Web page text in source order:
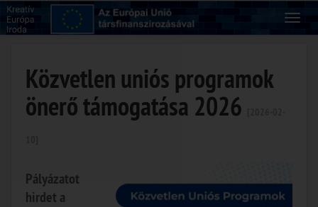
Közvetlen uniós programok
önerő támogatása 2026
Pályázatot
hirdet a